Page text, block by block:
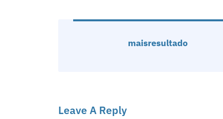
maisresultado
Leave A Reply